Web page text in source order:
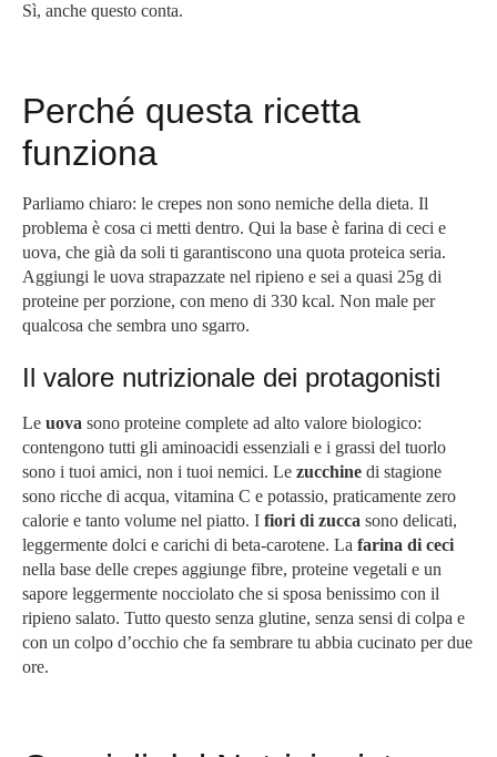
Sì, anche questo conta.
Perché questa ricetta
funziona
Parliamo chiaro: le crepes non sono nemiche della dieta. Il
problema è cosa ci metti dentro. Qui la base è farina di ceci e
uova, che già da soli ti garantiscono una quota proteica seria.
Aggiungi le uova strapazzate nel ripieno e sei a quasi 25g di
proteine per porzione, con meno di 330 kcal. Non male per
qualcosa che sembra uno sgarro.
Il valore nutrizionale dei protagonisti
Le uova sono proteine complete ad alto valore biologico:
contengono tutti gli aminoacidi essenziali e i grassi del tuorlo
sono i tuoi amici, non i tuoi nemici. Le zucchine di stagione
sono ricche di acqua, vitamina C e potassio, praticamente zero
calorie e tanto volume nel piatto. I fiori di zucca sono delicati,
leggermente dolci e carichi di beta-carotene. La farina di ceci
nella base delle crepes aggiunge fibre, proteine vegetali e un
sapore leggermente nocciolato che si sposa benissimo con il
ripieno salato. Tutto questo senza glutine, senza sensi di colpa e
con un colpo d’occhio che fa sembrare tu abbia cucinato per due
ore.